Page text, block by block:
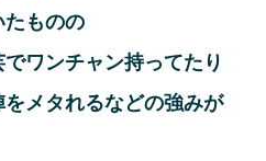
たものの
ワンチャン持ってたり
メタれるなどの強みが